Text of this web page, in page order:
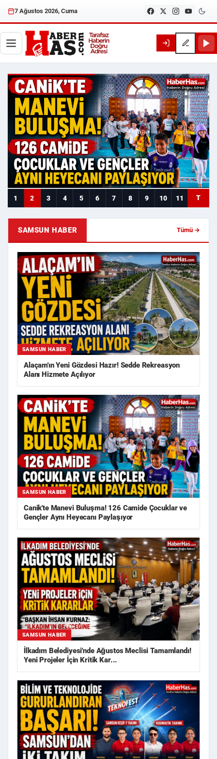
7 Ağustos 2026, Cuma
Haberhas — Samsun Son
1 2 3 4 5 6 7 8 9 10 11 T
SAMSUN HABER Tümü →
SAMSUN HABER
Alaçam'ın Yeni Gözdesi Hazır! Sedde Rekreasyon
Alanı Hizmete Açılıyor
SAMSUN HABER
Canik'te Manevi Buluşma! 126 Camide Çocuklar ve
Gençler Aynı Heyecanı Paylaşıyor
SAMSUN HABER
İlkadım Belediyesi'nde Ağustos Meclisi Tamamlandı!
Yeni Projeler İçin Kritik Kar...